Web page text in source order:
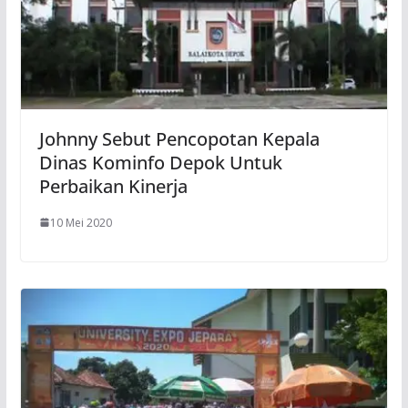
Johnny Sebut Pencopotan Kepala
Dinas Kominfo Depok Untuk
Perbaikan Kinerja
10 Mei 2020